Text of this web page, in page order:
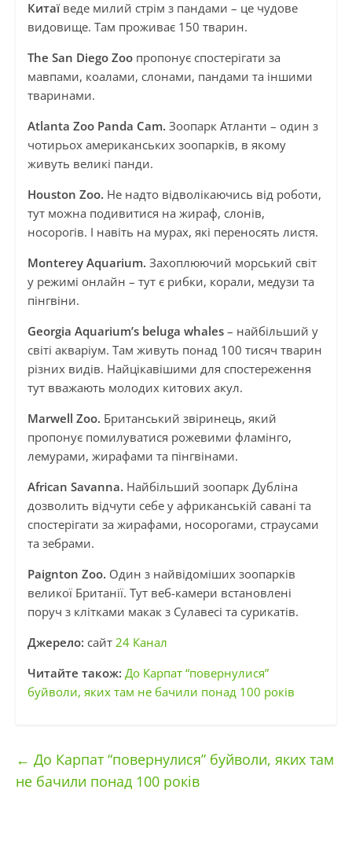
Китаїведе милий стрім з пандами – це чудове
видовище. Там проживає 150 тварин.
The San Diego Zooпропонує спостерігати за
мавпами, коалами, слонами, пандами та іншими
тваринами.
Atlanta Zoo Panda Cam. Зоопарк Атланти – один з
чотирьох американських зоопарків, в якому
живуть великі панди.
Houston Zoo. Не надто відволікаючись від роботи,
тут можна подивитися на жираф, слонів,
носорогів. І навіть на мурах, які переносять листя.
Monterey Aquarium. Захоплюючий морський світ
у режимі онлайн – тут є рибки, корали, медузи та
пінгвіни.
Georgia Aquarium’s beluga whales– найбільший у
світі акваріум. Там живуть понад 100 тисяч тварин
різних видів. Найцікавішими для спостереження
тут вважають молодих китових акул.
Marwell Zoo. Британський звіринець, який
пропонує помилуватися рожевими фламінго,
лемурами, жирафами та пінгвінами.
African Savanna. Найбільший зоопарк Дубліна
дозволить відчути себе у африканській савані та
спостерігати за жирафами, носорогами, страусами
та зебрами.
Paignton Zoo. Один з найвідоміших зоопарків
великої Британії. Тут веб-камери встановлені
поруч з клітками макак з Сулавесі та сурикатів.
Джерело: сайт 24 Канал
Читайте також: До Карпат “повернулися”
буйволи, яких там не бачили понад 100 років
← До Карпат “повернулися” буйволи, яких там
не бачили понад 100 років